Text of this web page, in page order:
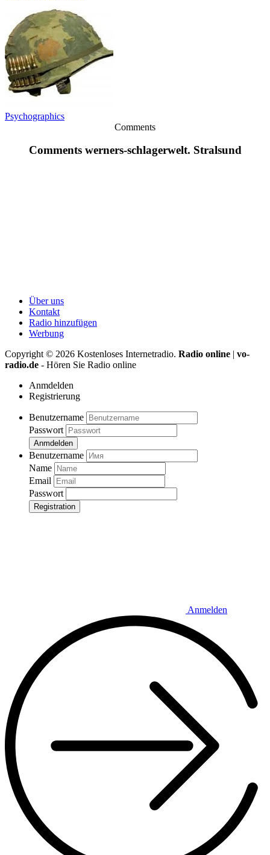
Psychographics
Comments
Comments werners-schlagerwelt. Stralsund
Über uns
Kontakt
Radio hinzufügen
Werbung
Copyright © 2026 Kostenloses Internetradio. Radio online | vo-
radio.de - Hören Sie Radio online
Anmdelden
Registrierung
Benutzername
Passwort
Anmdelden
Benutzername
Name
Email
Passwort
Registration
Anmelden